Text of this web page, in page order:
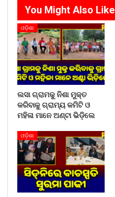
You Might Also Like
ଓଡ଼ିଶା
ଲସା ଗ୍ରାମକୁ ନିଶା ମୁକ୍ତ
କରିବାକୁ ଗ୍ରାମ୍ୟ କମିଟି ଓ
ମହିଳା ମାନେ ଅଣ୍ଟା ଭିଡ଼ିଲେ
ଓଡ଼ିଶା